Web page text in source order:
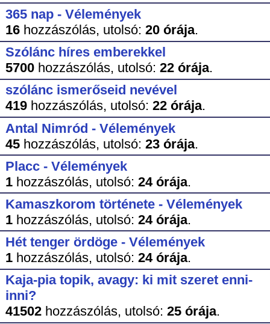
365 nap - Vélemények
16hozzászólás, utolsó: 20 órája.
Szólánc híres emberekkel
5700hozzászólás, utolsó: 22 órája.
szólánc ismerőseid nevével
419hozzászólás, utolsó: 22 órája.
Antal Nimród - Vélemények
45hozzászólás, utolsó: 23 órája.
Placc - Vélemények
1hozzászólás, utolsó: 24 órája.
Kamaszkorom története - Vélemények
1hozzászólás, utolsó: 24 órája.
Hét tenger ördöge - Vélemények
1hozzászólás, utolsó: 24 órája.
Kaja-pia topik, avagy: ki mit szeret enni-
inni?
41502hozzászólás, utolsó: 25 órája.